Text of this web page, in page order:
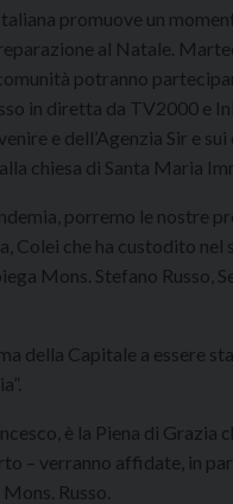
promuove un
al Natale.
potranno
in diretta da TV2000 e
e dell’Agenzia Sir e
chiesa di Santa Maria
porremo le nostre
che ha custodito nel
Mons. Stefano Russo,
della Capitale a essere
è la Piena di Grazia
– verranno affidate, in
Russo.